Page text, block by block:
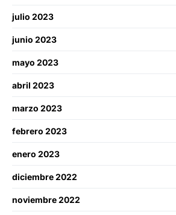
julio 2023
junio 2023
mayo 2023
abril 2023
marzo 2023
febrero 2023
enero 2023
diciembre 2022
noviembre 2022